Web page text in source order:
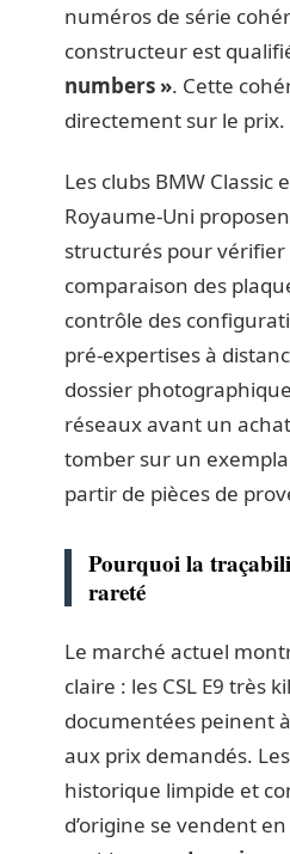
numéros de série
constructeur est
numbers ». Cette
directement sur le prix.
Les clubs BMW Classic
Royaume-Uni
structurés pour vérifier
comparaison des
contrôle des
pré-expertises à
dossier
réseaux avant un
tomber sur un
partir de pièces de
Pourquoi la
rareté
Le marché actuel
claire : les CSL E9 très
documentées peinent
aux prix demandés.
historique limpide et
d’origine se vendent